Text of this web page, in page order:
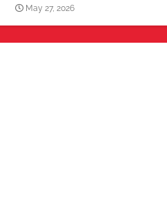
May 27, 2026